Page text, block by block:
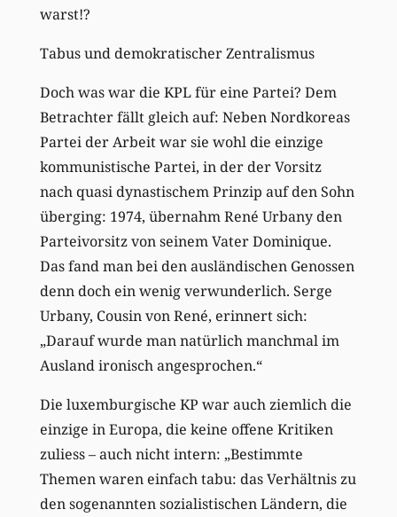
warst!?
Tabus und demokratischer Zentralismus
Doch was war die KPL für eine Partei? Dem
Betrachter fällt gleich auf: Neben Nordkoreas
Partei der Arbeit war sie wohl die einzige
kommunistische Partei, in der der Vorsitz
nach quasi dynastischem Prinzip auf den Sohn
überging: 1974, übernahm René Urbany den
Parteivorsitz von seinem Vater Dominique.
Das fand man bei den ausländischen Genossen
denn doch ein wenig verwunderlich. Serge
Urbany, Cousin von René, erinnert sich:
„Darauf wurde man natürlich manchmal im
Ausland ironisch angesprochen.“
Die luxemburgische KP war auch ziemlich die
einzige in Europa, die keine offene Kritiken
zuliess – auch nicht intern: „Bestimmte
Themen waren einfach tabu: das Verhältnis zu
den sogenannten sozialistischen Ländern, die